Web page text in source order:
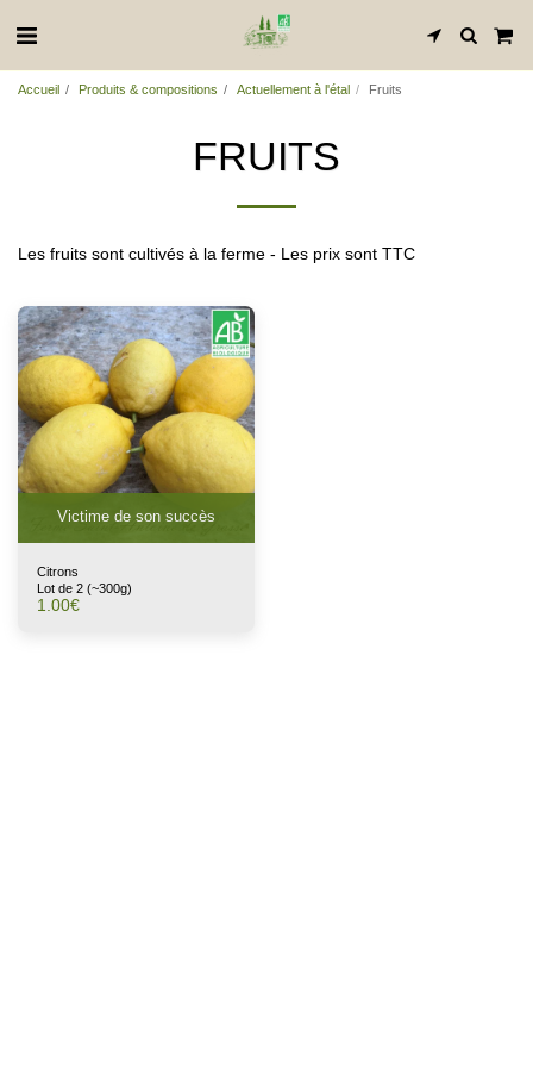
Accueil Produits & compositions Actuellement à l'étal Fruits
FRUITS
Les fruits sont cultivés à la ferme - Les prix sont TTC
Victime de son succès
Citrons
Lot de 2 (~300g)
1.00€